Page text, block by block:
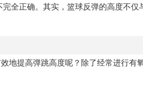
全正确。其实，篮球反弹的高度不仅
地提高弹跳高度呢？除了经常进行有